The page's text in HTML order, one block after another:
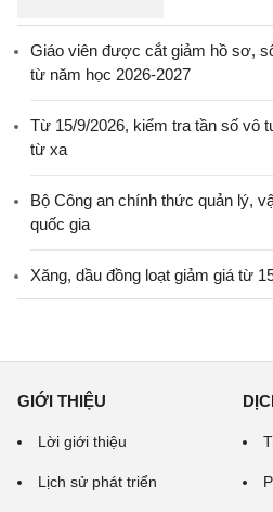
Giáo viên được cắt giảm hồ sơ,
từ năm học 2026-2027
Từ 15/9/2026, kiểm tra tần số vô
từ xa
Bộ Công an chính thức quản lý,
quốc gia
Xăng, dầu đồng loạt giảm giá từ
GIỚI THIỆU
Lời giới thiệu
Lịch sử phát triển